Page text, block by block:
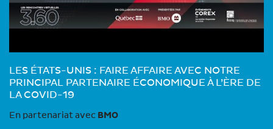
LES ÉTATS-UNIS : FAIRE AFFAIRE AVEC NOTRE
PRINCIPAL PARTENAIRE ÉCONOMIQUE À L’ÈRE DE
LA COVID-19
En partenariat avec BMO